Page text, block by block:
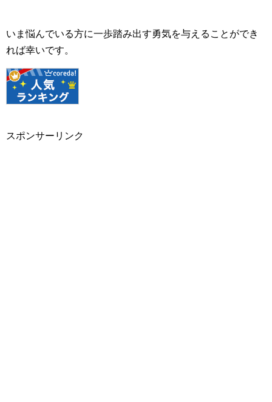
いま悩んでいる方に一歩踏み出す勇気を与えることができ
れば幸いです。
スポンサーリンク